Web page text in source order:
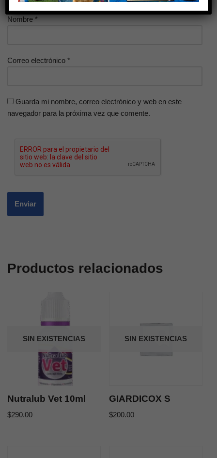
Nombre *
Correo electrónico *
Guarda mi nombre, correo electrónico y web en este
navegador para la próxima vez que comente.
Productos relacionados
SIN EXISTENCIAS
Nutralub Vet 10ml
$290.00
SIN EXISTENCIAS
GIARDICOX S
$200.00